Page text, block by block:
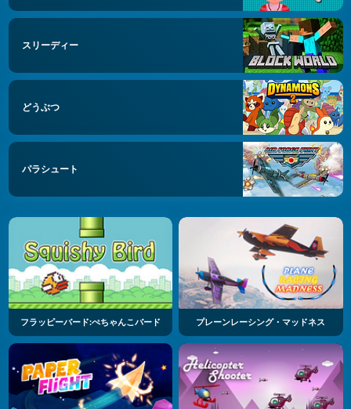
スリーディー
どうぶつ
パラシュート
フラッピーバード:ぺちゃんこバード プレーンレーシング・マッドネス